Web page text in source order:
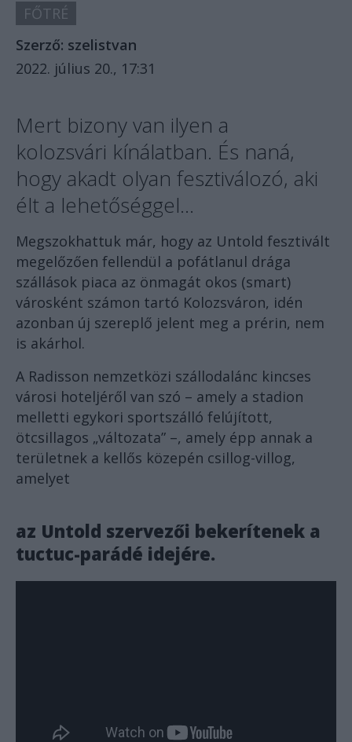
FŐTRÉ
Szerző: szelistvan
2022. július 20., 17:31
Mert bizony van ilyen a
kolozsvári kínálatban. És naná,
hogy akadt olyan fesztiválozó, aki
élt a lehetőséggel...
Megszokhattuk már, hogy az Untold fesztivált
megelőzően fellendül a pofátlanul drága
szállások piaca az önmagát okos (smart)
városként számon tartó Kolozsváron, idén
azonban új szereplő jelent meg a prérin, nem
is akárhol.
A Radisson nemzetközi szállodalánc kincses
városi hoteljéről van szó – amely a stadion
melletti egykori sportszálló felújított,
ötcsillagos „változata” –, amely épp annak a
területnek a kellős közepén csillog-villog,
amelyet
az Untold szervezői bekerítenek a
tuctuc-parádé idejére.